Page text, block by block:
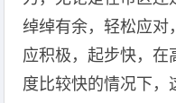
绰绰有余，轻松应对
应积极，起步快，在
度比较快的情况下，